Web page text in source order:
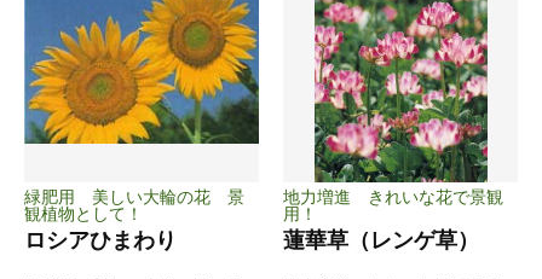
緑肥用 美しい大輪の花 景
観植物として！
ロシアひまわり
地力増進 きれいな花で景観
用！
蓮華草（レンゲ草）